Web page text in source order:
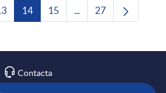
intermedias Use TAB para
PáginaPágina
14 Página
15 ...Páginas intermedias
Página
27
Contacta